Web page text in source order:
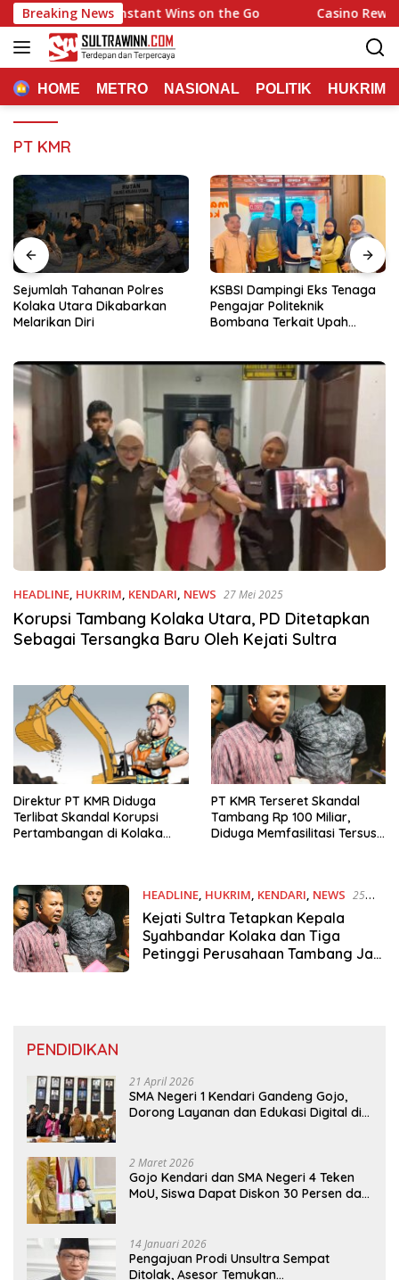
Langsung
ke
konten
Breaking News
Hits and Instant Wins on the Go Casino Rewards
HOME METRO NASIONAL POLITIK HUKRIM
PT KMR
Sejumlah Tahanan Polres
Kolaka Utara Dikabarkan
Melarikan Diri
KSBSI Dampingi Eks Tenaga
Pengajar Politeknik
Bombana Terkait Upah
HEADLINE, HUKRIM, KENDARI, NEWS 27 Mei 2025
Korupsi Tambang Kolaka Utara, PD Ditetapkan
Sebagai Tersangka Baru Oleh Kejati Sultra
Direktur PT KMR Diduga
Terlibat Skandal Korupsi
Pertambangan di Kolaka
PT KMR Terseret Skandal
Tambang Rp 100 Miliar,
Diduga Memfasilitasi Tersus
HEADLINE, HUKRIM, KENDARI, NEWS 25
April 2025
Kejati Sultra Tetapkan Kepala
Syahbandar Kolaka dan Tiga
Petinggi Perusahaan Tambang Jadi
PENDIDIKAN
21 April 2026
SMA Negeri 1 Kendari Gandeng Gojo,
Dorong Layanan dan Edukasi Digital di
2 Maret 2026
Gojo Kendari dan SMA Negeri 4 Teken
MoU, Siswa Dapat Diskon 30 Persen dan
14 Januari 2026
Pengajuan Prodi Unsultra Sempat
Ditolak, Asesor Temukan